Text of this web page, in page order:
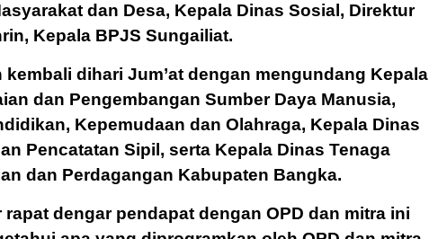
dan Desa, Kepala Dinas Sosial, Direktur
Kepala BPJS Sungailiat.
dihari Jum’at dengan mengundang Kepala
dan Pengembangan Sumber Daya Manusia,
Kepemudaan dan Olahraga, Kepala Dinas
Pencatatan Sipil, serta Kepala Dinas Tenaga
dan Perdagangan Kabupaten Bangka.
rapat dengar pendapat dengan OPD dan mitra ini